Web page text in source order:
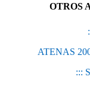
OTROS
ATENAS
:::